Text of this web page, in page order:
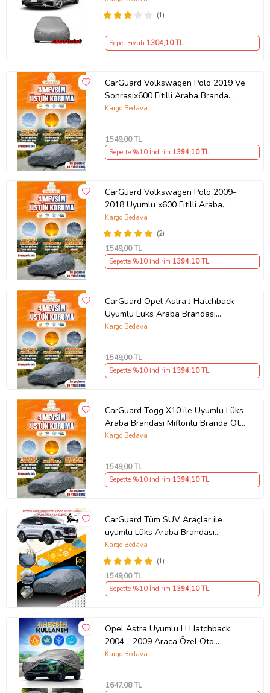
(1)
Sepet Fiyatı 1304,10 TL
CarGuard Volkswagen Polo 2019 Ve
Sonrasıx600 Fitilli Araba Branda
Miflonlu Oto Çadır Örtü
Kargo Bedava
1549,00 TL
Sepette %10 İndirim 1394,10 TL
CarGuard Volkswagen Polo 2009-
2018 Uyumlu x600 Fitilli Araba
Brandası Miflonlu Branda Oto Çadır
Örtü
(2)
Kargo Bedava
1549,00 TL
Sepette %10 İndirim 1394,10 TL
CarGuard Opel Astra J Hatchback
Uyumlu Lüks Araba Brandası
Miflonlu Branda Oto Çadır Örtü
Kargo Bedava
1549,00 TL
Sepette %10 İndirim 1394,10 TL
CarGuard Togg X10 ile Uyumlu Lüks
Araba Brandası Miflonlu Branda Oto
Çadır Örtü
Kargo Bedava
1549,00 TL
Sepette %10 İndirim 1394,10 TL
CarGuard Tüm SUV Araçlar ile
uyumlu Lüks Araba Brandası
Miflonlu Branda Oto Çadır Örtü
(1)
Kargo Bedava
1549,00 TL
Sepette %10 İndirim 1394,10 TL
Opel Astra Uyumlu H Hatchback
2004 - 2009 Araca Özel Oto
Brandası - Premium Araba Örtüsü
Kargo Bedava
1647,08 TL